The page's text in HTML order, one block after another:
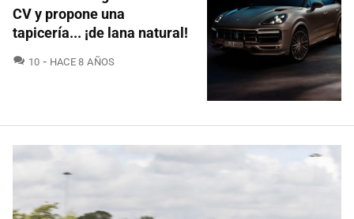
CV y propone una
tapicería... ¡de lana natural!
10 COMENTARIOS
HACE 8 AÑOS